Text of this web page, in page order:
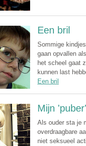
Een bril
Sommige
gaan opvallen
het scheel gaat
kunnen last
Een bril
Mijn
Als ouder sta je
overdraagbare
niet seksueel